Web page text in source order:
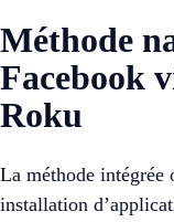
Méthode
Facebook
Roku
La méthode intégrée
installation